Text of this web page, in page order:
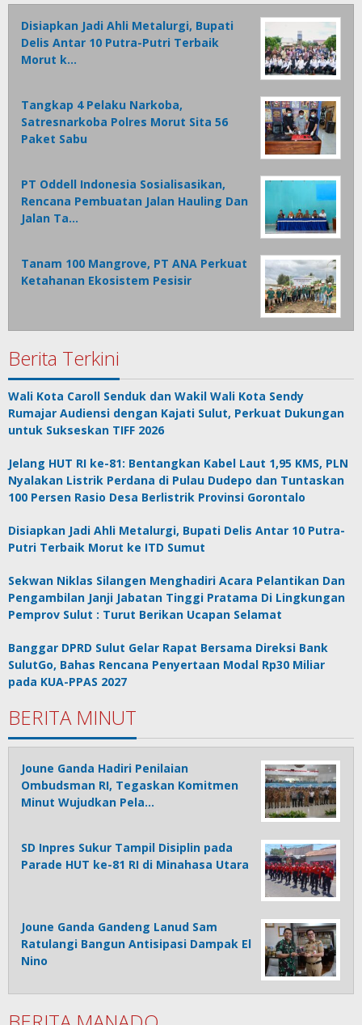
Disiapkan Jadi Ahli Metalurgi, Bupati
Delis Antar 10 Putra-Putri Terbaik
Morut k…
Tangkap 4 Pelaku Narkoba,
Satresnarkoba Polres Morut Sita 56
Paket Sabu
PT Oddell Indonesia Sosialisasikan,
Rencana Pembuatan Jalan Hauling Dan
Jalan Ta…
Tanam 100 Mangrove, PT ANA Perkuat
Ketahanan Ekosistem Pesisir
Berita Terkini
Wali Kota Caroll Senduk dan Wakil Wali Kota Sendy
Rumajar Audiensi dengan Kajati Sulut, Perkuat Dukungan
untuk Sukseskan TIFF 2026
Jelang HUT RI ke-81: Bentangkan Kabel Laut 1,95 KMS, PLN
Nyalakan Listrik Perdana di Pulau Dudepo dan Tuntaskan
100 Persen Rasio Desa Berlistrik Provinsi Gorontalo
Disiapkan Jadi Ahli Metalurgi, Bupati Delis Antar 10 Putra-
Putri Terbaik Morut ke ITD Sumut
Sekwan Niklas Silangen Menghadiri Acara Pelantikan Dan
Pengambilan Janji Jabatan Tinggi Pratama Di Lingkungan
Pemprov Sulut : Turut Berikan Ucapan Selamat
Banggar DPRD Sulut Gelar Rapat Bersama Direksi Bank
SulutGo, Bahas Rencana Penyertaan Modal Rp30 Miliar
pada KUA-PPAS 2027
BERITA MINUT
Joune Ganda Hadiri Penilaian
Ombudsman RI, Tegaskan Komitmen
Minut Wujudkan Pela…
SD Inpres Sukur Tampil Disiplin pada
Parade HUT ke-81 RI di Minahasa Utara
Joune Ganda Gandeng Lanud Sam
Ratulangi Bangun Antisipasi Dampak El
Nino